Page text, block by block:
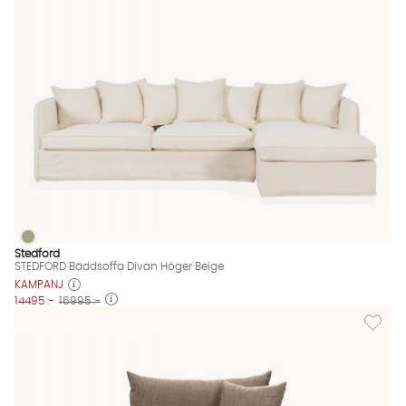
STEDFORD Bäddsoffa Divan Höger Beige Finns även i dessa
STEDFORD Bäddsoffa Divan Höger Beige
Stedford
STEDFORD Bäddsoffa Divan Höger Beige
KAMPANJ
14495 :- 16995 :-
Lägg